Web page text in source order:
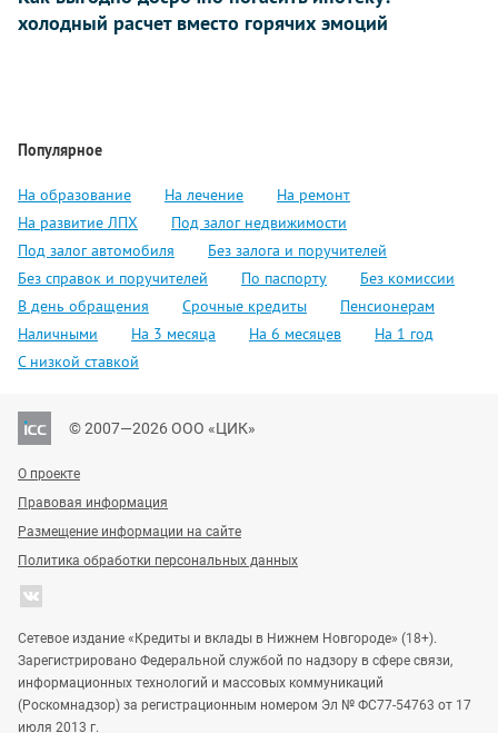
холодный расчет вместо горячих эмоций
Популярное
На образование На лечение
На ремонт
На развитие ЛПХ
Под залог недвижимости
Под залог автомобиля
Без залога и поручителей
Без справок и поручителей
По паспорту
Без комиссии
В день обращения
Срочные кредиты
Пенсионерам
Наличными
На 3 месяца На 6 месяцев
На 1 год
С низкой ставкой
© 2007—2026 ООО «ЦИК»
О проекте
Правовая информация
Размещение информации на сайте
Политика обработки персональных данных
Сетевое издание «Кредиты и вклады в Нижнем Новгороде» (18+).
Зарегистрировано Федеральной службой по надзору в сфере связи,
информационных технологий и массовых коммуникаций
(Роскомнадзор) за регистрационным номером Эл № ФС77-54763 от 17
июля 2013 г.